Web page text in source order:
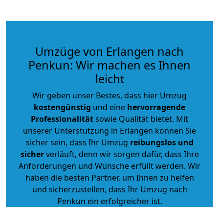
Umzüge von Erlangen nach
Penkun: Wir machen es Ihnen
leicht
Wir geben unser Bestes, dass hier Umzug
kostengünstig und eine hervorragende
Professionalitätsowie Qualität bietet. Mit
unserer Unterstützung in Erlangen können Sie
sicher sein, dass Ihr Umzug reibungslos und
sicherverläuft, denn wir sorgen dafür, dass Ihre
Anforderungen und Wünsche erfüllt werden. Wir
haben die besten Partner, um Ihnen zu helfen
und sicherzustellen, dass Ihr Umzug nach
Penkun ein erfolgreicher ist.